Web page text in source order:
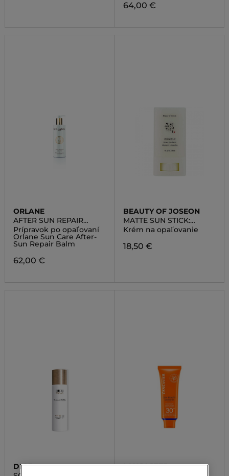
64,00 €
ORLANE
AFTER SUN REPAIR
BALM FACE AND BODY
Prípravok po opaľovaní
Orlane Sun Care After-
Sun Repair Balm
62,00 €
BEAUTY OF JOSEON
MATTE SUN STICK:
MUGWORT + CAMELIA
Krém na opaľovanie
18,50 €
DIOR
LANCASTER